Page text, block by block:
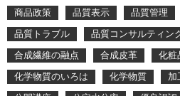
商品政策
品質表示 品質管理
品質トラブル
品質コンサルティン
合成繊維の融点
合成皮革 化粧
化学物質のいろは
化学物質 加